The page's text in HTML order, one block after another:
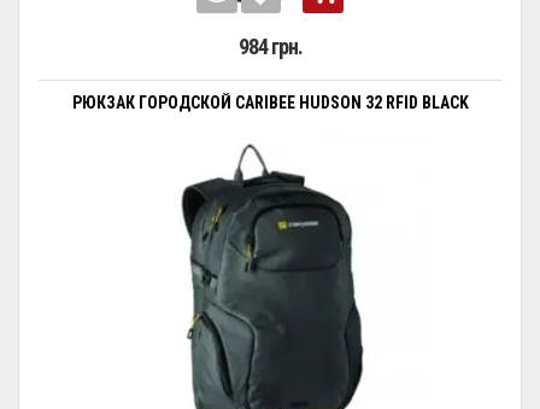
984 грн.
РЮКЗАК ГОРОДСКОЙ CARIBEE HUDSON 32 RFID BLACK